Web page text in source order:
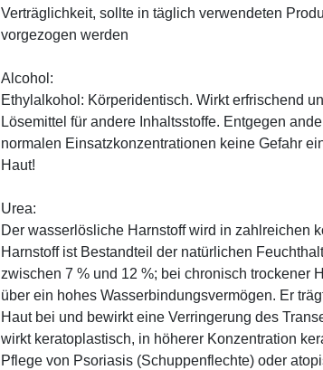
Verträglichkeit, sollte in täglich verwendeten
vorgezogen werden
Alcohol:
Ethylalkohol: Körperidentisch. Wirkt erfrischend
Lösemittel für andere Inhaltsstoffe. Entgegen
normalen Einsatzkonzentrationen keine Gefahr
Haut!
Urea:
Der wasserlösliche Harnstoff wird in zahlreichen
Harnstoff ist Bestandteil der natürlichen
zwischen 7 % und 12 %; bei chronisch trockener
über ein hohes Wasserbindungsvermögen. Er
Haut bei und bewirkt eine Verringerung des
wirkt keratoplastisch, in höherer Konzentration
Pflege von Psoriasis (Schuppenflechte) oder